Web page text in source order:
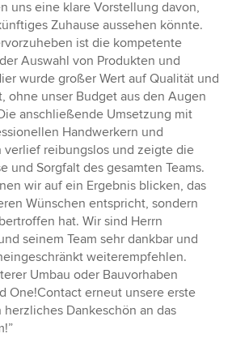
uns eine klare Vorstellung davon,
Zuhause aussehen könnte.
ist die kompetente
Auswahl von Produkten und
wurde großer Wert auf Qualität und
ohne unser Budget aus den Augen
anschließende Umsetzung mit
Handwerkern und
verlief reibungslos und zeigte die
und Sorgfalt des gesamten Teams.
wir auf ein Ergebnis blicken, das
Wünschen entspricht, sondern
hat. Wir sind Herrn
seinem Team sehr dankbar und
weiterempfehlen.
Umbau oder Bauvorhaben
One!Contact erneut unsere erste
herzliches Dankeschön an das